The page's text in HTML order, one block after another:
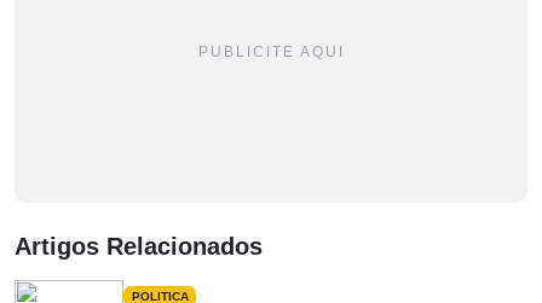
PUBLICITE AQUI
Artigos Relacionados
POLITICA